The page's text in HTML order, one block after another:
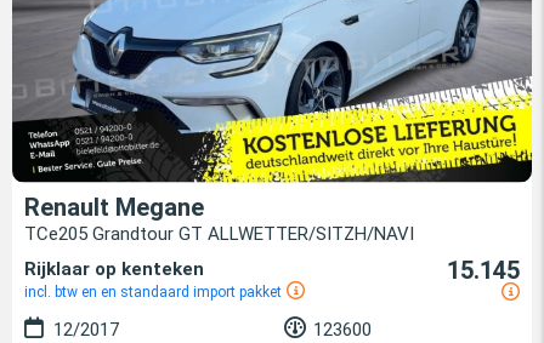
Renault Megane
TCe205 Grandtour GT ALLWETTER/SITZH/NAVI
Rijklaar op kenteken
incl. btw en en standaard import pakket
15.145
12/2017
123600